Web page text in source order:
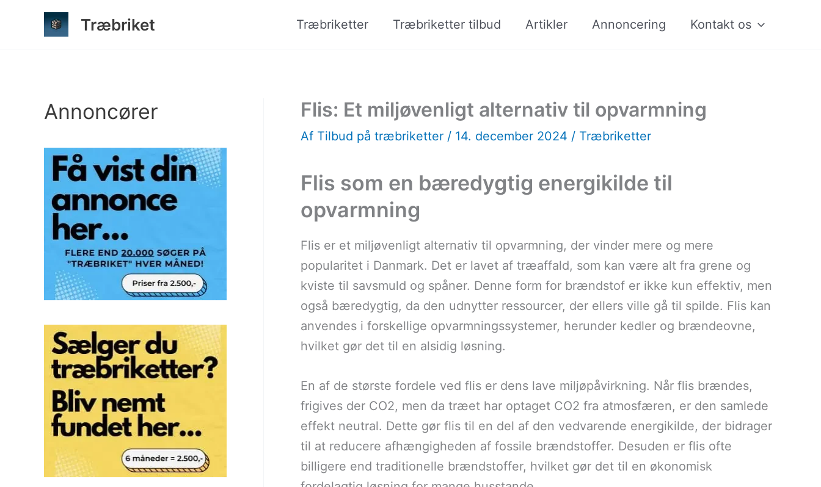
Træbriket Træbriketter Træbriketter tilbud Artikler Annoncering Kontakt os
Annoncører Flis: Et miljøvenligt alternativ til opvarmning
Af Tilbud på træbriketter / 14. december 2024 / Træbriketter
Flis som en bæredygtig energikilde til
opvarmning
Flis er et miljøvenligt alternativ til opvarmning, der vinder mere og mere
popularitet i Danmark. Det er lavet af træaffald, som kan være alt fra grene og
kviste til savsmuld og spåner. Denne form for brændstof er ikke kun effektiv, men
også bæredygtig, da den udnytter ressourcer, der ellers ville gå til spilde. Flis kan
anvendes i forskellige opvarmningssystemer, herunder kedler og brændeovne,
hvilket gør det til en alsidig løsning.
En af de største fordele ved flis er dens lave miljøpåvirkning. Når flis brændes,
frigives der CO2, men da træet har optaget CO2 fra atmosfæren, er den samlede
effekt neutral. Dette gør flis til en del af den vedvarende energikilde, der bidrager
til at reducere afhængigheden af fossile brændstoffer. Desuden er flis ofte
billigere end traditionelle brændstoffer, hvilket gør det til en økonomisk